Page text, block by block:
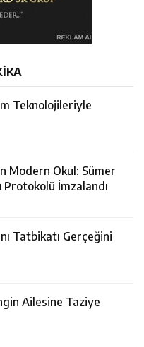
Teknolojileriyle
Modern Okul: Sümer
İmzalandı
Tatbikatı Gerçeğini
Ailesine Taziye